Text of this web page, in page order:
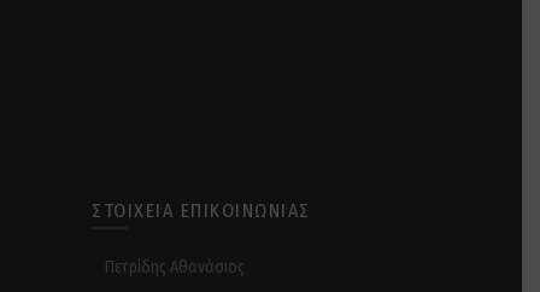
ΣΤΟΙΧΕΊΑ ΕΠΙΚΟΙΝΩΝΊΑΣ
Πετρίδης Αθανάσιος